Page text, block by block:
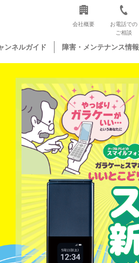
会社概要
お電話での
ご相談
ンネルガイド 障害・メンテナンス情報